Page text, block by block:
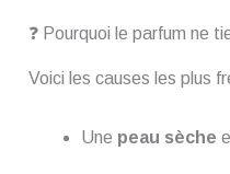
❓ Pourquoi le parfum ne
Voici les causes les plus
Une peau sèche